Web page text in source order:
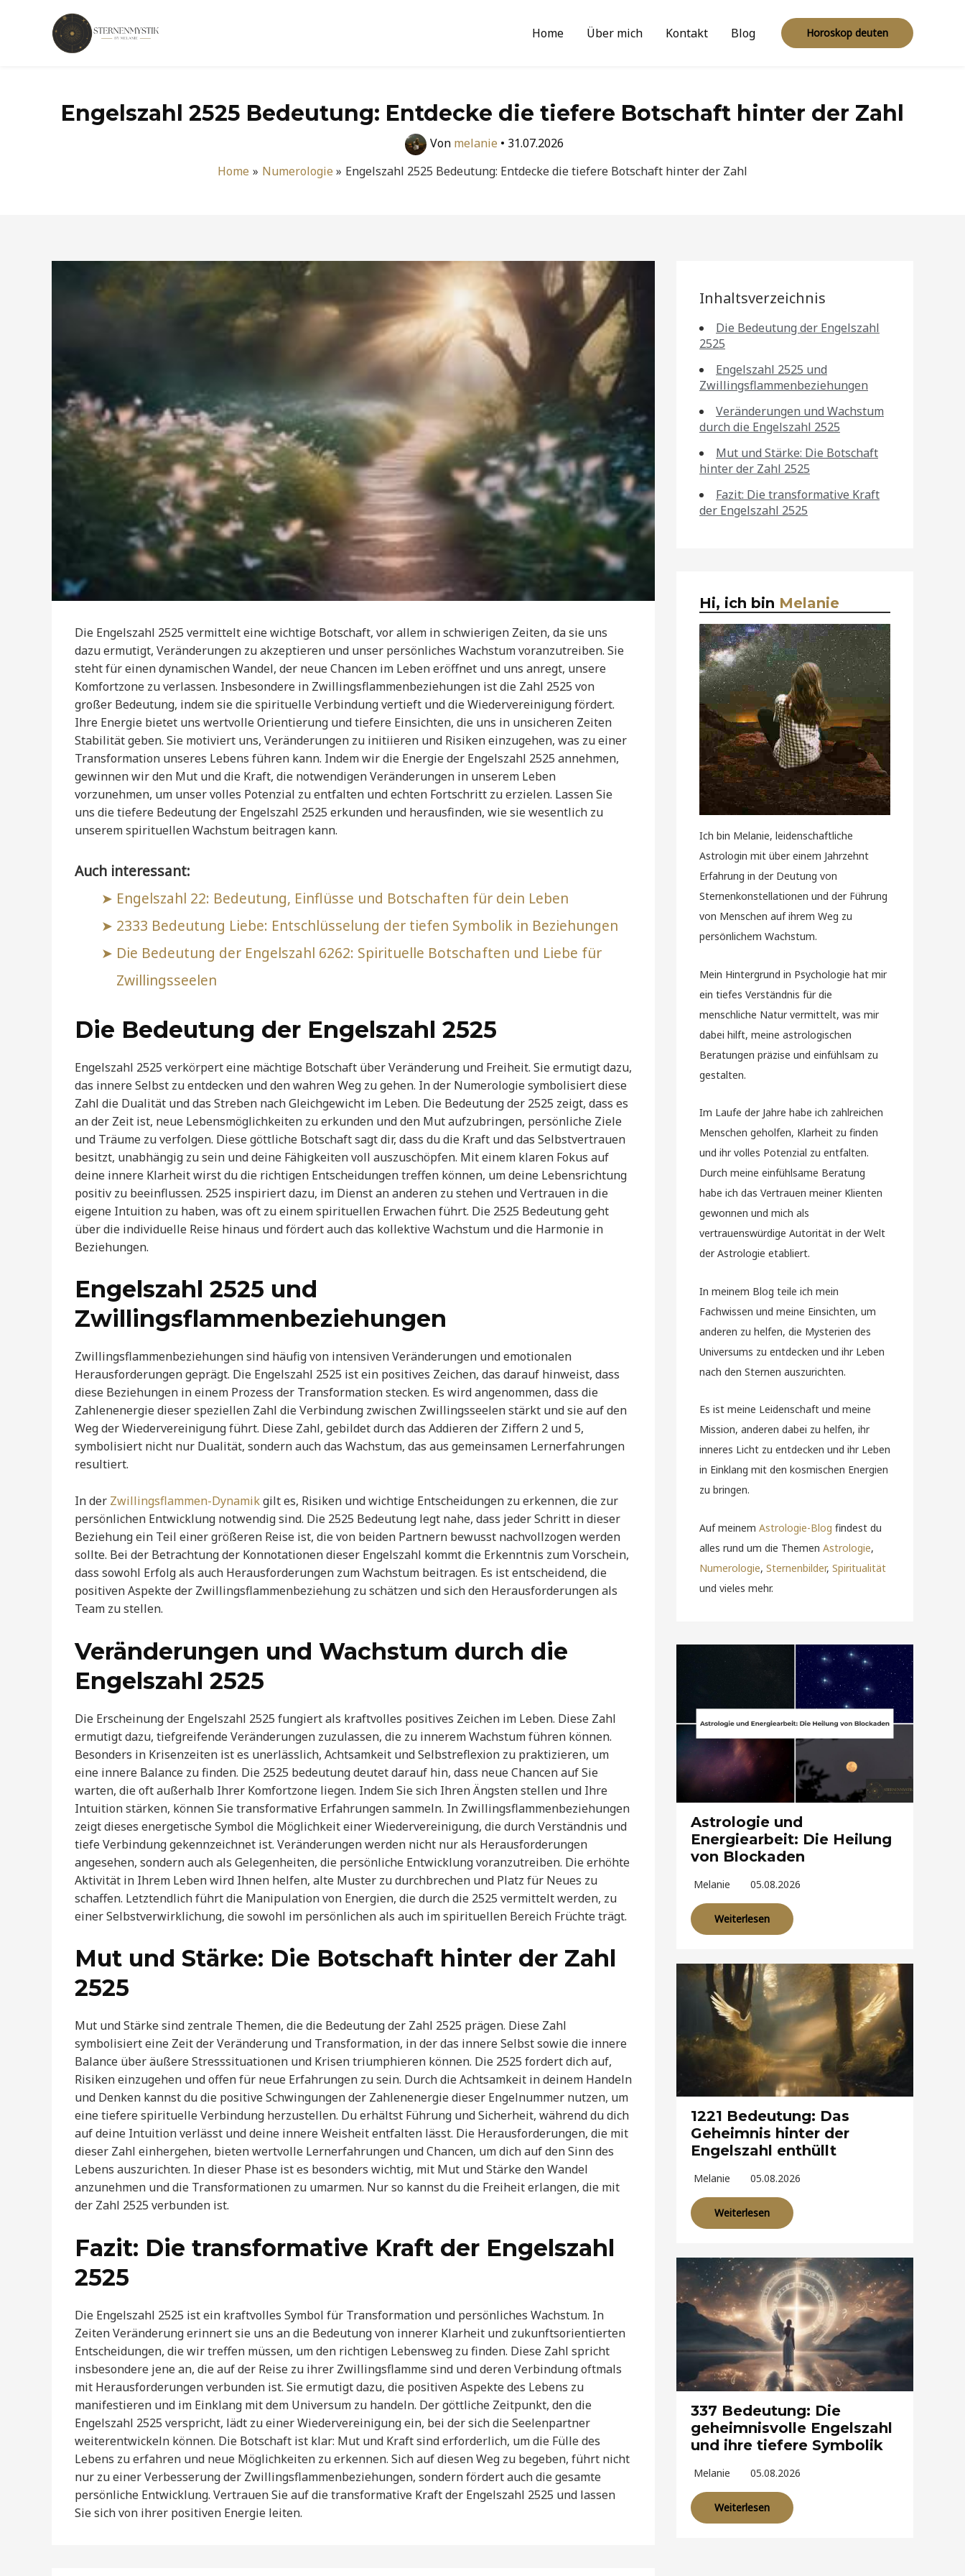
Home Über mich Kontakt Blog Horoskop deuten
Engelszahl 2525 Bedeutung: Entdecke die tiefere Botschaft hinter der Zahl
Von melanie • 31.07.2026
Home
Numerologie Engelszahl 2525 Bedeutung: Entdecke die tiefere Botschaft hinter der Zahl
Die Engelszahl 2525 vermittelt eine wichtige Botschaft, vor allem in schwierigen Zeiten, da sie uns
dazu ermutigt, Veränderungen zu akzeptieren und unser persönliches Wachstum voranzutreiben. Sie
steht für einen dynamischen Wandel, der neue Chancen im Leben eröffnet und uns anregt, unsere
Komfortzone zu verlassen. Insbesondere in Zwillingsflammenbeziehungen ist die Zahl 2525 von
großer Bedeutung, indem sie die spirituelle Verbindung vertieft und die Wiedervereinigung fördert.
Ihre Energie bietet uns wertvolle Orientierung und tiefere Einsichten, die uns in unsicheren Zeiten
Stabilität geben. Sie motiviert uns, Veränderungen zu initiieren und Risiken einzugehen, was zu einer
Transformation unseres Lebens führen kann. Indem wir die Energie der Engelszahl 2525 annehmen,
gewinnen wir den Mut und die Kraft, die notwendigen Veränderungen in unserem Leben
vorzunehmen, um unser volles Potenzial zu entfalten und echten Fortschritt zu erzielen. Lassen Sie
uns die tiefere Bedeutung der Engelszahl 2525 erkunden und herausfinden, wie sie wesentlich zu
unserem spirituellen Wachstum beitragen kann.
Auch interessant:
Engelszahl 22: Bedeutung, Einflüsse und Botschaften für dein Leben
2333 Bedeutung Liebe: Entschlüsselung der tiefen Symbolik in Beziehungen
Die Bedeutung der Engelszahl 6262: Spirituelle Botschaften und Liebe für
Zwillingsseelen
Die Bedeutung der Engelszahl 2525
Engelszahl 2525 verkörpert eine mächtige Botschaft über Veränderung und Freiheit. Sie ermutigt dazu,
das innere Selbst zu entdecken und den wahren Weg zu gehen. In der Numerologie symbolisiert diese
Zahl die Dualität und das Streben nach Gleichgewicht im Leben. Die Bedeutung der 2525 zeigt, dass es
an der Zeit ist, neue Lebensmöglichkeiten zu erkunden und den Mut aufzubringen, persönliche Ziele
und Träume zu verfolgen. Diese göttliche Botschaft sagt dir, dass du die Kraft und das Selbstvertrauen
besitzt, unabhängig zu sein und deine Fähigkeiten voll auszuschöpfen. Mit einem klaren Fokus auf
deine innere Klarheit wirst du die richtigen Entscheidungen treffen können, um deine Lebensrichtung
positiv zu beeinflussen. 2525 inspiriert dazu, im Dienst an anderen zu stehen und Vertrauen in die
eigene Intuition zu haben, was oft zu einem spirituellen Erwachen führt. Die 2525 Bedeutung geht
über die individuelle Reise hinaus und fördert auch das kollektive Wachstum und die Harmonie in
Beziehungen.
Engelszahl 2525 und
Zwillingsflammenbeziehungen
Zwillingsflammenbeziehungen sind häufig von intensiven Veränderungen und emotionalen
Herausforderungen geprägt. Die Engelszahl 2525 ist ein positives Zeichen, das darauf hinweist, dass
diese Beziehungen in einem Prozess der Transformation stecken. Es wird angenommen, dass die
Zahlenenergie dieser speziellen Zahl die Verbindung zwischen Zwillingsseelen stärkt und sie auf den
Weg der Wiedervereinigung führt. Diese Zahl, gebildet durch das Addieren der Ziffern 2 und 5,
symbolisiert nicht nur Dualität, sondern auch das Wachstum, das aus gemeinsamen Lernerfahrungen
resultiert.
In der Zwillingsflammen-Dynamikgilt es, Risiken und wichtige Entscheidungen zu erkennen, die zur
persönlichen Entwicklung notwendig sind. Die 2525 Bedeutung legt nahe, dass jeder Schritt in dieser
Beziehung ein Teil einer größeren Reise ist, die von beiden Partnern bewusst nachvollzogen werden
sollte. Bei der Betrachtung der Konnotationen dieser Engelszahl kommt die Erkenntnis zum Vorschein,
dass sowohl Erfolg als auch Herausforderungen zum Wachstum beitragen. Es ist entscheidend, die
positiven Aspekte der Zwillingsflammenbeziehung zu schätzen und sich den Herausforderungen als
Team zu stellen.
Veränderungen und Wachstum durch die
Engelszahl 2525
Die Erscheinung der Engelszahl 2525 fungiert als kraftvolles positives Zeichen im Leben. Diese Zahl
ermutigt dazu, tiefgreifende Veränderungen zuzulassen, die zu innerem Wachstum führen können.
Besonders in Krisenzeiten ist es unerlässlich, Achtsamkeit und Selbstreflexion zu praktizieren, um
eine innere Balance zu finden. Die 2525 bedeutung deutet darauf hin, dass neue Chancen auf Sie
warten, die oft außerhalb Ihrer Komfortzone liegen. Indem Sie sich Ihren Ängsten stellen und Ihre
Intuition stärken, können Sie transformative Erfahrungen sammeln. In Zwillingsflammenbeziehungen
zeigt dieses energetische Symbol die Möglichkeit einer Wiedervereinigung, die durch Verständnis und
tiefe Verbindung gekennzeichnet ist. Veränderungen werden nicht nur als Herausforderungen
angesehen, sondern auch als Gelegenheiten, die persönliche Entwicklung voranzutreiben. Die erhöhte
Aktivität in Ihrem Leben wird Ihnen helfen, alte Muster zu durchbrechen und Platz für Neues zu
schaffen. Letztendlich führt die Manipulation von Energien, die durch die 2525 vermittelt werden, zu
einer Selbstverwirklichung, die sowohl im persönlichen als auch im spirituellen Bereich Früchte trägt.
Mut und Stärke: Die Botschaft hinter der Zahl
2525
Mut und Stärke sind zentrale Themen, die die Bedeutung der Zahl 2525 prägen. Diese Zahl
symbolisiert eine Zeit der Veränderung und Transformation, in der das innere Selbst sowie die innere
Balance über äußere Stresssituationen und Krisen triumphieren können. Die 2525 fordert dich auf,
Risiken einzugehen und offen für neue Erfahrungen zu sein. Durch die Achtsamkeit in deinem Handeln
und Denken kannst du die positive Schwingungen der Zahlenenergie dieser Engelnummer nutzen, um
eine tiefere spirituelle Verbindung herzustellen. Du erhältst Führung und Sicherheit, während du dich
auf deine Intuition verlässt und deine innere Weisheit entfalten lässt. Die Herausforderungen, die mit
dieser Zahl einhergehen, bieten wertvolle Lernerfahrungen und Chancen, um dich auf den Sinn des
Lebens auszurichten. In dieser Phase ist es besonders wichtig, mit Mut und Stärke den Wandel
anzunehmen und die Transformationen zu umarmen. Nur so kannst du die Freiheit erlangen, die mit
der Zahl 2525 verbunden ist.
Fazit: Die transformative Kraft der Engelszahl
2525
Die Engelszahl 2525 ist ein kraftvolles Symbol für Transformation und persönliches Wachstum. In
Zeiten Veränderung erinnert sie uns an die Bedeutung von innerer Klarheit und zukunftsorientierten
Entscheidungen, die wir treffen müssen, um den richtigen Lebensweg zu finden. Diese Zahl spricht
insbesondere jene an, die auf der Reise zu ihrer Zwillingsflamme sind und deren Verbindung oftmals
mit Herausforderungen verbunden ist. Sie ermutigt dazu, die positiven Aspekte des Lebens zu
manifestieren und im Einklang mit dem Universum zu handeln. Der göttliche Zeitpunkt, den die
Engelszahl 2525 verspricht, lädt zu einer Wiedervereinigung ein, bei der sich die Seelenpartner
weiterentwickeln können. Die Botschaft ist klar: Mut und Kraft sind erforderlich, um die Fülle des
Lebens zu erfahren und neue Möglichkeiten zu erkennen. Sich auf diesen Weg zu begeben, führt nicht
nur zu einer Verbesserung der Zwillingsflammenbeziehungen, sondern fördert auch die gesamte
persönliche Entwicklung. Vertrauen Sie auf die transformative Kraft der Engelszahl 2525 und lassen
Sie sich von ihrer positiven Energie leiten.
Inhaltsverzeichnis
Die Bedeutung der Engelszahl
2525
Engelszahl 2525 und
Zwillingsflammenbeziehungen
Veränderungen und Wachstum
durch die Engelszahl 2525
Mut und Stärke: Die Botschaft
hinter der Zahl 2525
Fazit: Die transformative Kraft
der Engelszahl 2525
Hi, ich bin Melanie
Ich bin Melanie, leidenschaftliche
Astrologin mit über einem Jahrzehnt
Erfahrung in der Deutung von
Sternenkonstellationen und der Führung
von Menschen auf ihrem Weg zu
persönlichem Wachstum.
Mein Hintergrund in Psychologie hat mir
ein tiefes Verständnis für die
menschliche Natur vermittelt, was mir
dabei hilft, meine astrologischen
Beratungen präzise und einfühlsam zu
gestalten.
Im Laufe der Jahre habe ich zahlreichen
Menschen geholfen, Klarheit zu finden
und ihr volles Potenzial zu entfalten.
Durch meine einfühlsame Beratung
habe ich das Vertrauen meiner Klienten
gewonnen und mich als
vertrauenswürdige Autorität in der Welt
der Astrologie etabliert.
In meinem Blog teile ich mein
Fachwissen und meine Einsichten, um
anderen zu helfen, die Mysterien des
Universums zu entdecken und ihr Leben
nach den Sternen auszurichten.
Es ist meine Leidenschaft und meine
Mission, anderen dabei zu helfen, ihr
inneres Licht zu entdecken und ihr Leben
in Einklang mit den kosmischen Energien
zu bringen.
Auf meinem Astrologie-Blog findest du
alles rund um die Themen Astrologie,
Numerologie, Sternenbilder, Spiritualität
und vieles mehr.
Astrologie und
Energiearbeit: Die Heilung
von Blockaden
Melanie 05.08.2026
Weiterlesen
1221 Bedeutung: Das
Geheimnis hinter der
Engelszahl enthüllt
Melanie 05.08.2026
Weiterlesen
337 Bedeutung: Die
geheimnisvolle Engelszahl
und ihre tiefere Symbolik
Melanie 05.08.2026
Weiterlesen